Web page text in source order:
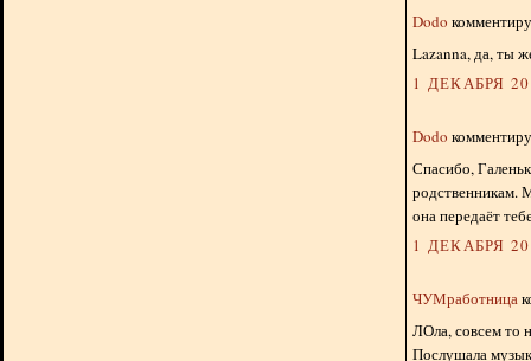
Dodo
Lazanna, да, ты
1 ДЕКАБРЯ
Dodo
Спасибо,
родственникам.
она передаёт
1 ДЕКАБРЯ
ЧУМработница
ЛОла, совсем то
Послушала